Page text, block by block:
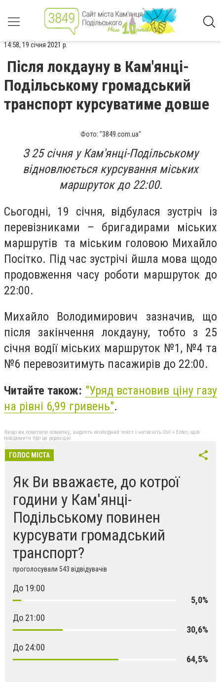
14:58, 19 січня 2021 р.
Після локдауну в Кам'янці-
Подільському громадський
транспорт курсуватиме довше
Фото: "3849.com.ua"
З 25 січня у Кам'янці-Подільському
відновлюється курсування міських
маршруток до 22:00.
Сьогодні, 19 січня, відбулася зустріч із
перевізниками – бригадирами міських
маршрутів та міським головою Михайло
Посітко. Під час зустрічі йшла мова щодо
продовження часу роботи маршруток до
22:00.
Михайло Володимирович зазначив, що
після закінчення локдауну, тобто з 25
січня водії міських маршруток №1, №4 та
№6 перевозитимуть пасажирів до 22:00.
Читайте також: "Уряд встановив ціну газу
на рівні 6,99 гривень".
Якщо ви помітили помилку, виділіть необхідний текст і натисніть Ctrl + Enter, щоб
повідомити про це редакцію
ГОЛОС МІСТА
Як Ви вважаєте, до котрої
години у Кам'янці-
Подільському повинен
курсувати громадський
транспорт?
проголосували 543 відвідувачів
До 19:00
5,0%
До 21:00
30,6%
До 24:00
64,5%